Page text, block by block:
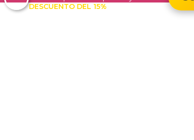
DESCUENTO DEL 15%